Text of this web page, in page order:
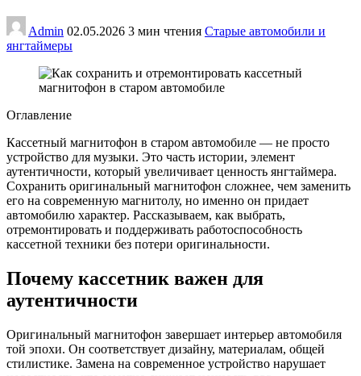
Admin 02.05.2026 3 мин чтения Старые автомобили и
янгтаймеры
Оглавление
Кассетный магнитофон в старом автомобиле — не просто
устройство для музыки. Это часть истории, элемент
аутентичности, который увеличивает ценность янгтаймера.
Сохранить оригинальный магнитофон сложнее, чем заменить
его на современную магнитолу, но именно он придает
автомобилю характер. Рассказываем, как выбрать,
отремонтировать и поддерживать работоспособность
кассетной техники без потери оригинальности.
Почему кассетник важен для
аутентичности
Оригинальный магнитофон завершает интерьер автомобиля
той эпохи. Он соответствует дизайну, материалам, общей
стилистике. Замена на современное устройство нарушает